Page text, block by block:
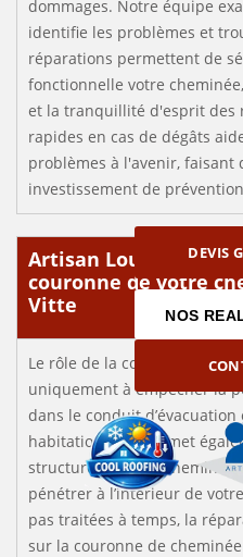
DEVIS
NOS
dommages. Notre équipe
identifie les problèmes et
réparations permettent de
fonctionnelle votre
et la tranquillité d'esprit des
rapides en cas de dégâts
problèmes à l'avenir, faisant
investissement de
Artisan Louis pour la
couronne de votre
Vitte
Le rôle de la couronne de
uniquement à empêcher la
dans le conduit
habitation. Elle permet
structure de votre cheminée
pénétrer à l’intérieur de
pas traitées à temps, la
sur la couronne de